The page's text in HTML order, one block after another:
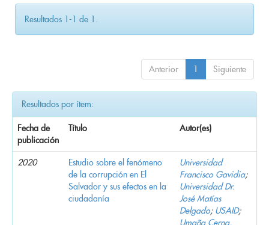
Resultados 1-1 de 1.
Anterior 1 Siguiente
Resultados por ítem:
Fecha de
publicación
Título Autor(es)
2020
Estudio sobre el fenómeno
de la corrupción en El
Salvador y sus efectos en la
ciudadanía
Universidad
Francisco Gavidia;
Universidad Dr.
José Matías
Delgado; USAID;
Umaña Cerna,